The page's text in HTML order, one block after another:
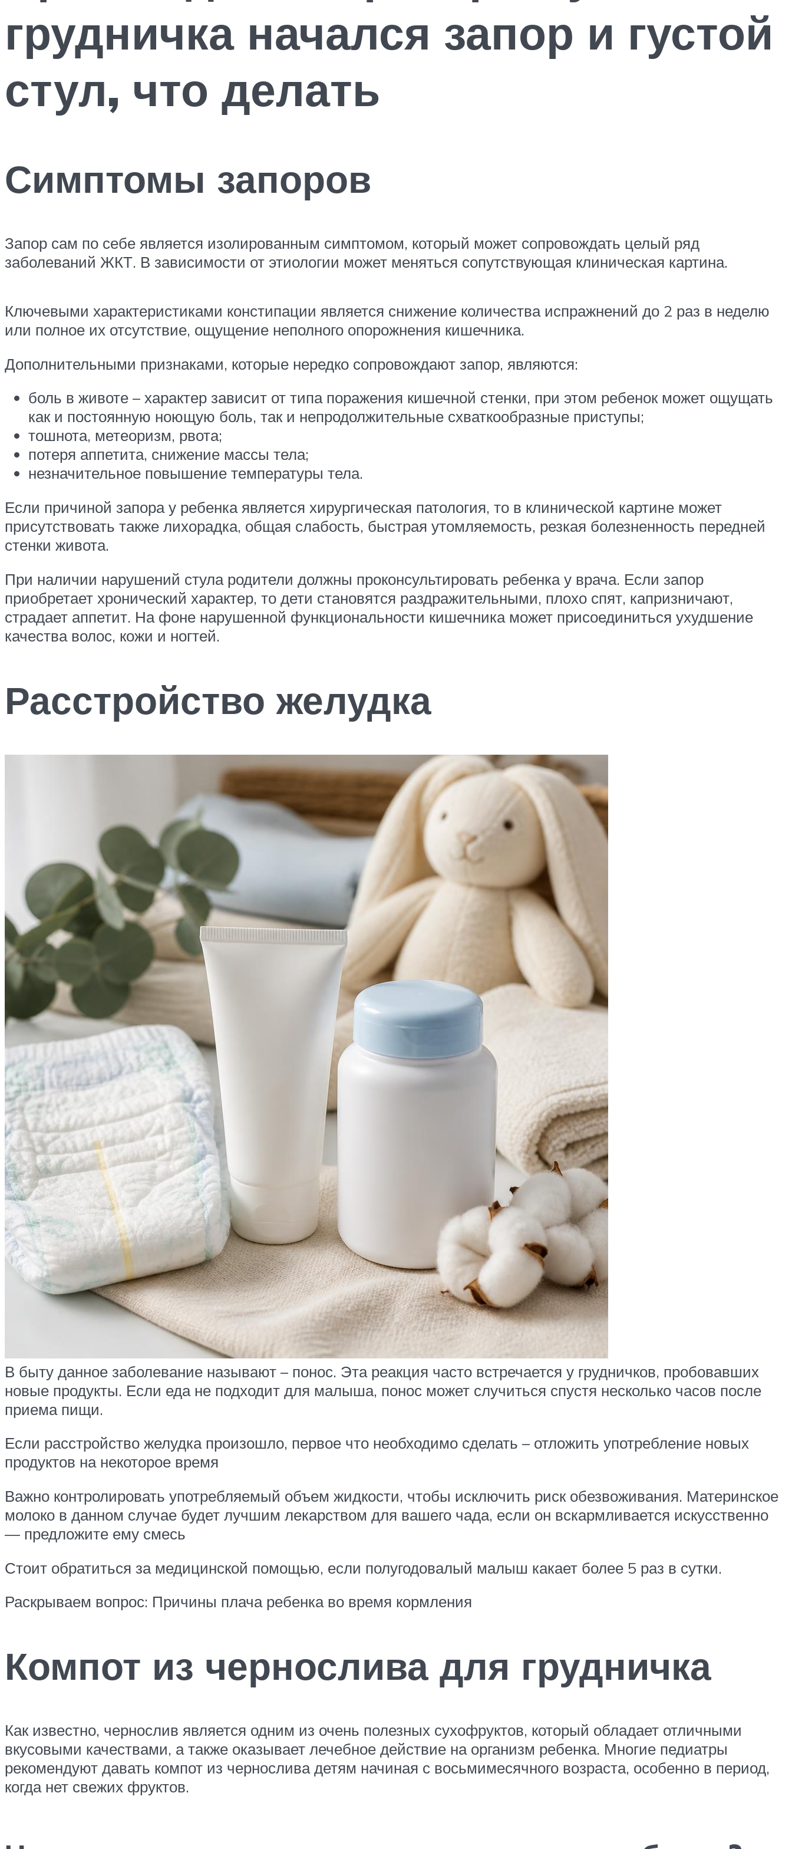
грудничка начался запор и густой
стул, что делать
Симптомы запоров
Запор сам по себе является изолированным симптомом, который может сопровождать целый ряд
заболеваний ЖКТ. В зависимости от этиологии может меняться сопутствующая клиническая картина.
Ключевыми характеристиками констипации является снижение количества испражнений до 2 раз в неделю
или полное их отсутствие, ощущение неполного опорожнения кишечника.
Дополнительными признаками, которые нередко сопровождают запор, являются:
боль в животе – характер зависит от типа поражения кишечной стенки, при этом ребенок может ощущать
как и постоянную ноющую боль, так и непродолжительные схваткообразные приступы;
тошнота, метеоризм, рвота;
потеря аппетита, снижение массы тела;
незначительное повышение температуры тела.
Если причиной запора у ребенка является хирургическая патология, то в клинической картине может
присутствовать также лихорадка, общая слабость, быстрая утомляемость, резкая болезненность передней
стенки живота.
При наличии нарушений стула родители должны проконсультировать ребенка у врача. Если запор
приобретает хронический характер, то дети становятся раздражительными, плохо спят, капризничают,
страдает аппетит. На фоне нарушенной функциональности кишечника может присоединиться ухудшение
качества волос, кожи и ногтей.
Расстройство желудка
В быту данное заболевание называют – понос. Эта реакция часто встречается у грудничков, пробовавших
новые продукты. Если еда не подходит для малыша, понос может случиться спустя несколько часов после
приема пищи.
Если расстройство желудка произошло, первое что необходимо сделать – отложить употребление новых
продуктов на некоторое время
Важно контролировать употребляемый объем жидкости, чтобы исключить риск обезвоживания. Материнское
молоко в данном случае будет лучшим лекарством для вашего чада, если он вскармливается искусственно
— предложите ему смесь
Стоит обратиться за медицинской помощью, если полугодовалый малыш какает более 5 раз в сутки.
Раскрываем вопрос: Причины плача ребенка во время кормления
Компот из чернослива для грудничка
Как известно, чернослив является одним из очень полезных сухофруктов, который обладает отличными
вкусовыми качествами, а также оказывает лечебное действие на организм ребенка. Многие педиатры
рекомендуют давать компот из чернослива детям начиная с восьмимесячного возраста, особенно в период,
когда нет свежих фруктов.